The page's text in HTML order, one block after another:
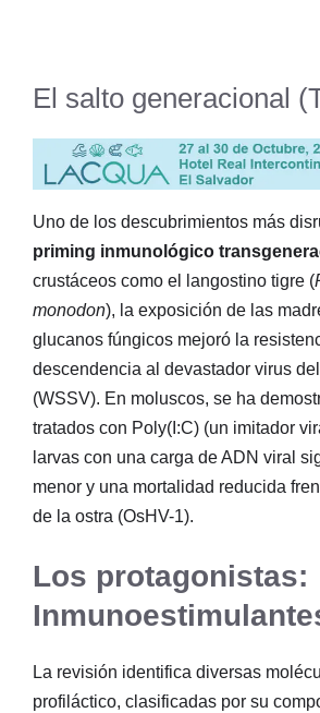
El salto generacional
Uno de los descubrimientos más
priming inmunológico
crustáceos como el langostino tigre (
monodon), la exposición de las
glucanos fúngicos mejoró la
descendencia al devastador virus
(WSSV). En moluscos, se ha
tratados con Poly(I:C) (un imitador
larvas con una carga de ADN viral
menor y una mortalidad reducida
de la ostra (OsHV-1).
Los protagonistas:
La revisión identifica diversas
profiláctico, clasificadas por su